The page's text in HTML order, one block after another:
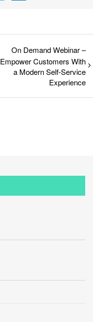
On Demand Webinar –
Empower Customers With
a Modern Self-Service
Experience